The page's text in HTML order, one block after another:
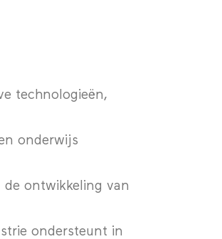
technologieën,
onderwijs
ontwikkeling van
ondersteunt in